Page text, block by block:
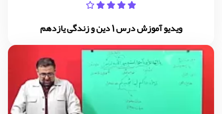
ویدیو آموزش درس 1 دین و زندگی یازدهم